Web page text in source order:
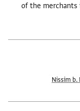
of the